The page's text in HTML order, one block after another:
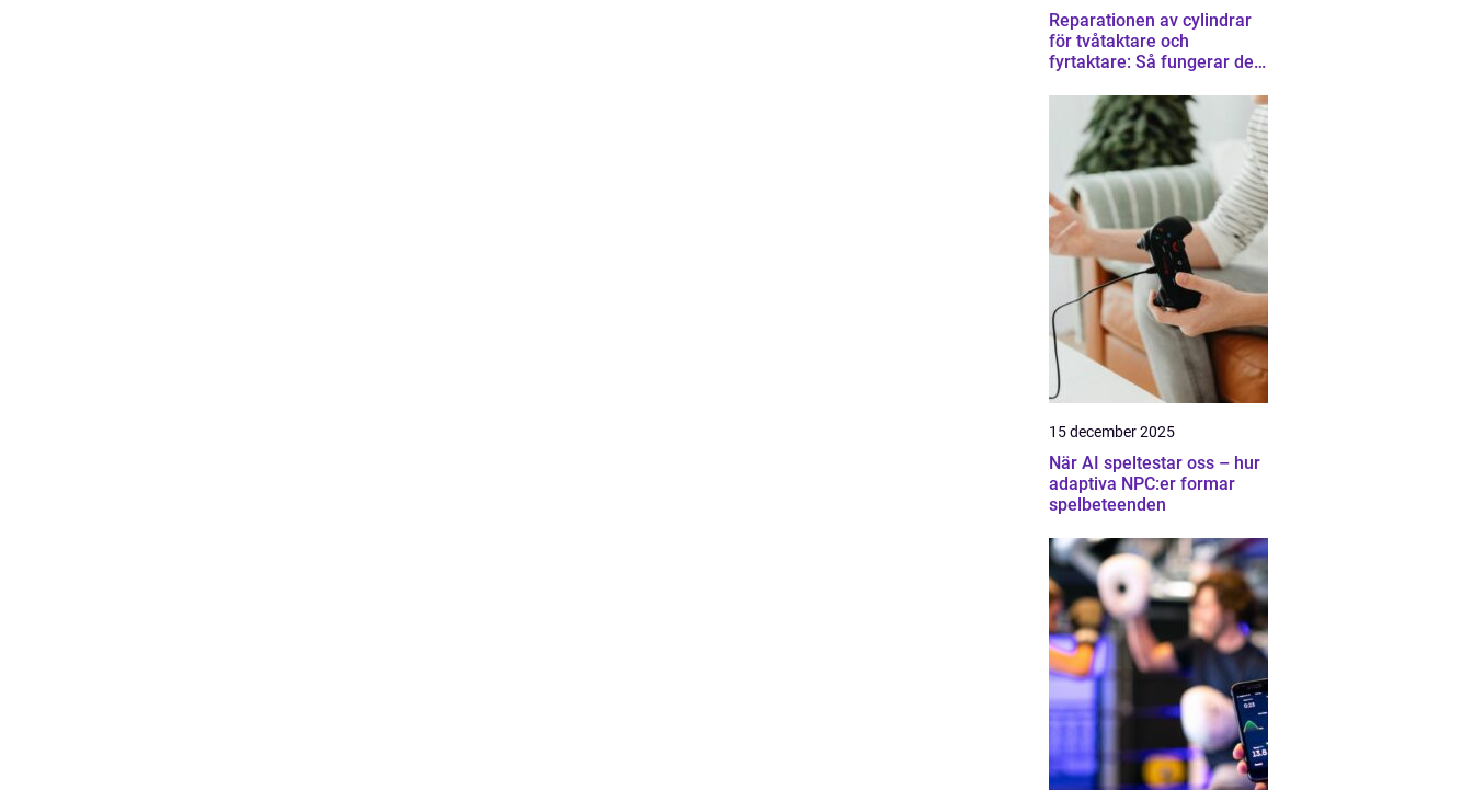
Reparationen av cylindrar
för tvåtaktare och
fyrtaktare: Så fungerar det i
15 december 2025
När AI speltestar oss – hur
adaptiva NPC:er formar
spelbeteenden